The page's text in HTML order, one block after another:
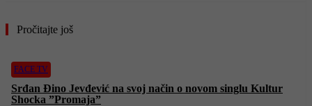
Pročitajte još
FACE TV
Srđan Đino Jevđević na svoj način o novom singlu Kultur
Shocka ”Promaja”